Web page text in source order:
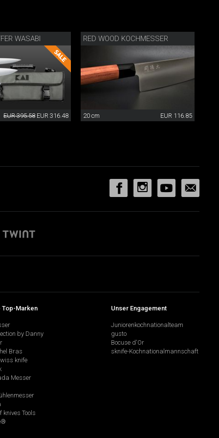
WASABI
EUR 395.58 EUR 316.48
RED WOOD KOCHMESSER
20 cm EUR 116.85
Top-Marken
by Danny
Bras
knife
Messer
knives Tools
Unser Engagement
Juniorenkochnationalteam
gusto
Bocuse d'Or
sknife-Kochnationalmannschaft